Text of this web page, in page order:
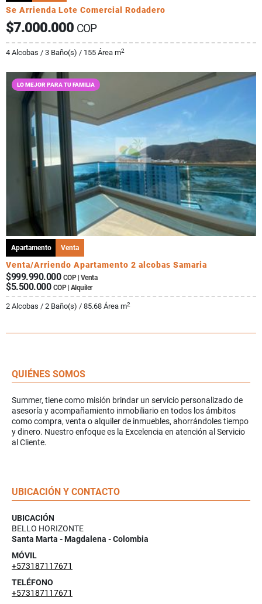
Se Arrienda Lote Comercial Rodadero
$7.000.000 COP
4 Alcobas / 3 Baño(s) / 155 Área m2
LO MEJOR PARA TU FAMILIA
Apartamento Venta
Venta/Arriendo Apartamento 2 alcobas Samaria
$999.990.000 COP | Venta
$5.500.000 COP | Alquiler
2 Alcobas / 2 Baño(s) / 85.68 Área m2
QUIÉNES SOMOS
Summer, tiene como misión brindar un servicio personalizado de
asesoría y acompañamiento inmobiliario en todos los ámbitos
como compra, venta o alquiler de inmuebles, ahorrándoles tiempo
y dinero. Nuestro enfoque es la Excelencia en atención al Servicio
al Cliente.
UBICACIÓN Y CONTACTO
UBICACIÓN
BELLO HORIZONTE
Santa Marta - Magdalena - Colombia
MÓVIL
+573187117671
TELÉFONO
+573187117671